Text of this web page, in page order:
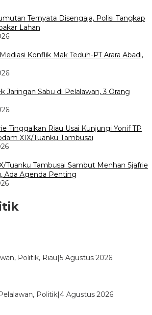
Ternyata Disengaja, Polisi Tangkap
Lahan
Konflik Mak Teduh-PT Arara Abadi,
Jaringan Sabu di Pelalawan, 3 Orang
Tinggalkan Riau Usai Kunjungi Yonif TP
XIX/Tuanku Tambusai
Tuanku Tambusai Sambut Menhan Sjafrie
Ada Agenda Penting
Politik, Riau|5 Agustus 2026
Politik|4 Agustus 2026